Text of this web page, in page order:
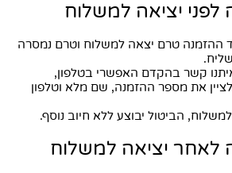
ההזמנה טרם יצאה למשלוח וטרם נמסרה
קשר בהקדם האפשרי בטלפון,
את מספר ההזמנה, שם מלא וטלפון
הביטול יבוצע ללא חיוב נוסף.